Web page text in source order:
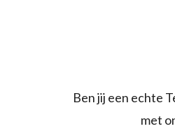
Ben jij een echte
met